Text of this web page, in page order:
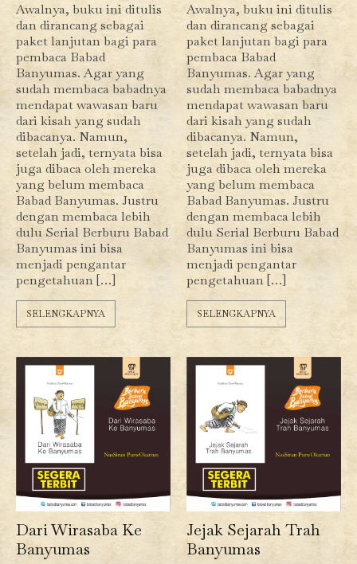
Awalnya, buku ini ditulis
dan dirancang sebagai
paket lanjutan bagi para
pembaca Babad
Banyumas. Agar yang
sudah membaca babadnya
mendapat wawasan baru
dari kisah yang sudah
dibacanya. Namun,
setelah jadi, ternyata bisa
juga dibaca oleh mereka
yang belum membaca
Babad Banyumas. Justru
dengan membaca lebih
dulu Serial Berburu Babad
Banyumas ini bisa
menjadi pengantar
pengetahuan […]
SELENGKAPNYA
Awalnya, buku ini ditulis
dan dirancang sebagai
paket lanjutan bagi para
pembaca Babad
Banyumas. Agar yang
sudah membaca babadnya
mendapat wawasan baru
dari kisah yang sudah
dibacanya. Namun,
setelah jadi, ternyata bisa
juga dibaca oleh mereka
yang belum membaca
Babad Banyumas. Justru
dengan membaca lebih
dulu Serial Berburu Babad
Banyumas ini bisa
menjadi pengantar
pengetahuan […]
SELENGKAPNYA
Dari Wirasaba Ke
Banyumas
Jejak Sejarah Trah
Banyumas